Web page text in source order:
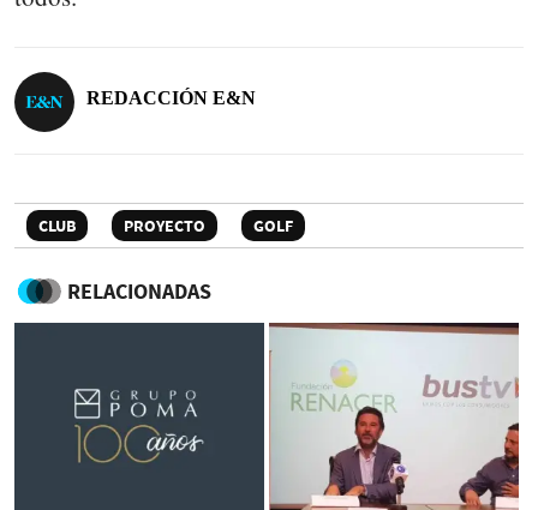
REDACCIÓN E&N
CLUB PROYECTO GOLF
RELACIONADAS